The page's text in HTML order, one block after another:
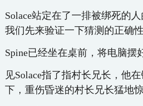
Solace站定在了一排被绑死的
我们先来验证一下猜测的正确
Spine已经坐在桌前，将电脑摆
见Solace指了指村长兄长，他
下，重伤昏迷的村长兄长猛地惊